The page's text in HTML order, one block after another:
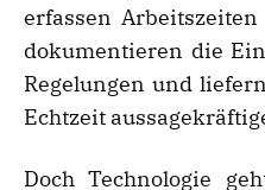
erfassen
dokumentieren die
Regelungen und
Echtzeit
Doch Technologie